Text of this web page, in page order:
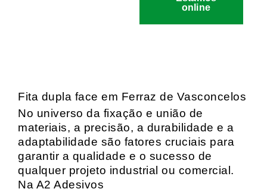
online
Fita dupla face em Ferraz de Vasconcelos
No universo da fixação e união de
materiais, a precisão, a durabilidade e a
adaptabilidade são fatores cruciais para
garantir a qualidade e o sucesso de
qualquer projeto industrial ou comercial.
Na A2 Adesivos